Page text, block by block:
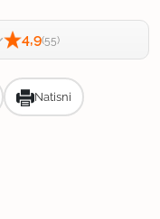
30 min
4,9(55)
Natisni